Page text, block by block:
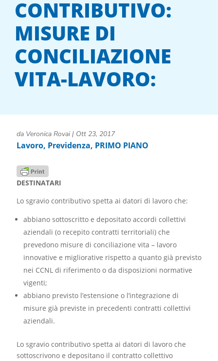
CONTRIBUTIVO:
MISURE DI
CONCILIAZIONE
VITA-LAVORO:
da Veronica Rovai| Ott 23, 2017
Lavoro, Previdenza, PRIMO PIANO
DESTINATARI
Lo sgravio contributivo spetta ai datori di lavoro che:
abbiano sottoscritto e depositato accordi collettivi
aziendali (o recepito contratti territoriali) che
prevedono misure di conciliazione vita – lavoro
innovative e migliorative rispetto a quanto già previsto
nei CCNL di riferimento o da disposizioni normative
vigenti;
abbiano previsto l’estensione o l’integrazione di
misure già previste in precedenti contratti collettivi
aziendali.
Lo sgravio contributivo spetta ai datori di lavoro che
sottoscrivono e depositano il contratto collettivo